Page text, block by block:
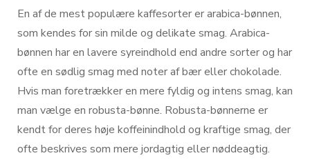
En af de mest populære kaffesorter er arabica-bønnen,
som kendes for sin milde og delikate smag. Arabica-
bønnen har en lavere syreindhold end andre sorter og har
ofte en sødlig smag med noter af bær eller chokolade.
Hvis man foretrækker en mere fyldig og intens smag, kan
man vælge en robusta-bønne. Robusta-bønnerne er
kendt for deres høje koffeinindhold og kraftige smag, der
ofte beskrives som mere jordagtig eller nøddeagtig.